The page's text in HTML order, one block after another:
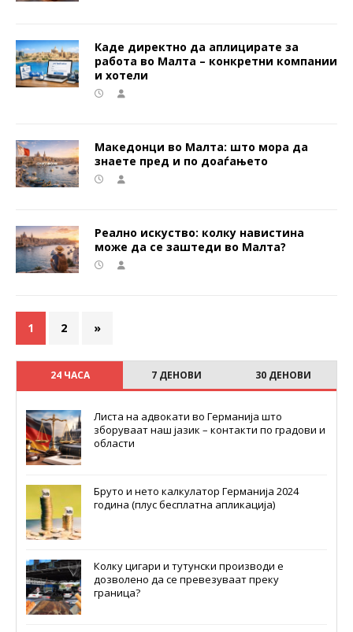
Каде директно да аплицирате за
работа во Малта – конкретни компании
и хотели
Македонци во Малта: што мора да
знаете пред и по доаѓањето
Реално искуство: колку навистина
може да се заштеди во Малта?
1 2 »
24 ЧАСА 7 ДЕНОВИ 30 ДЕНОВИ
Листа на адвокати во Германија што
зборуваат наш јазик – контакти по градови и
области
Бруто и нето калкулатор Германија 2024
година (плус бесплатна апликација)
Колку цигари и тутунски производи е
дозволено да се превезуваат преку
граница?